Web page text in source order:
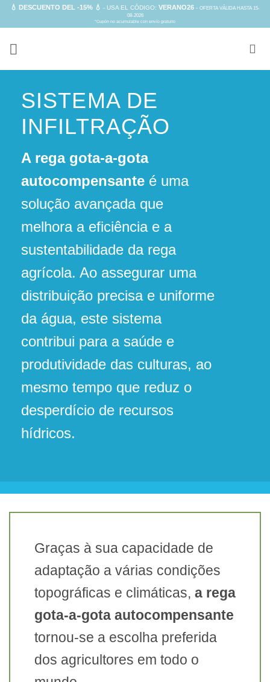
Skip💧 DESCUENTO DEL -15% 💧 - USA EL CÓDIGO: VERANO26 - OFERTA VÁLIDA HASTA 15-
08-2026
*Cupón no acumulable con envío gratuito
SISTEMA DE
INFILTRAÇÃO
A rega gota-a-gota
autocompensante é uma
solução avançada que
melhora a eficiência e a
sustentabilidade da rega
agrícola. Ao assegurar uma
distribuição precisa e uniforme
da água, este sistema
contribui para a saúde e
produtividade das culturas, ao
mesmo tempo que reduz o
desperdício de recursos
hídricos.
Graças à sua capacidade de
adaptação a várias condições
topográficas e climáticas, a rega
gota-a-gota autocompensante
tornou-se a escolha preferida
dos agricultores em todo o